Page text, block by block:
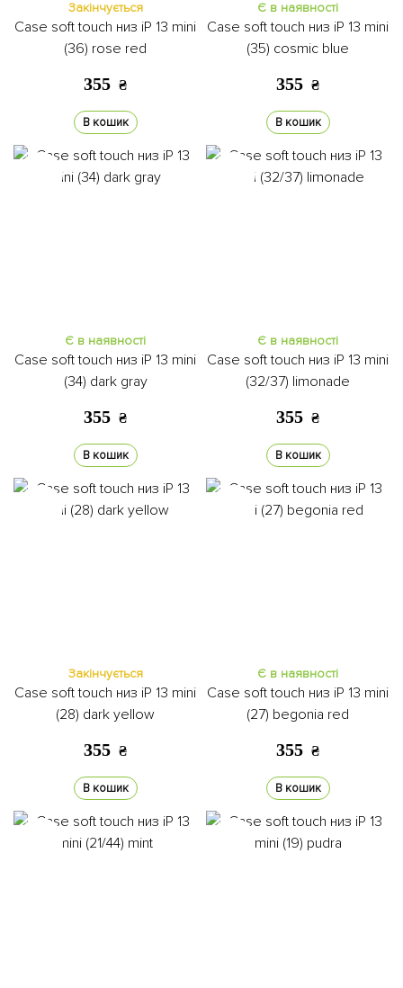
Закінчується
Case soft touch низ iP 13 mini
(36) rose red
355 ₴
В кошик
Є в наявності
Case soft touch низ iP 13 mini
(35) cosmic blue
355 ₴
В кошик
Є в наявності
Case soft touch низ iP 13 mini
(34) dark gray
355 ₴
В кошик
Є в наявності
Case soft touch низ iP 13 mini
(32/37) limonade
355 ₴
В кошик
Закінчується
Case soft touch низ iP 13 mini
(28) dark yellow
355 ₴
В кошик
Є в наявності
Case soft touch низ iP 13 mini
(27) begonia red
355 ₴
В кошик